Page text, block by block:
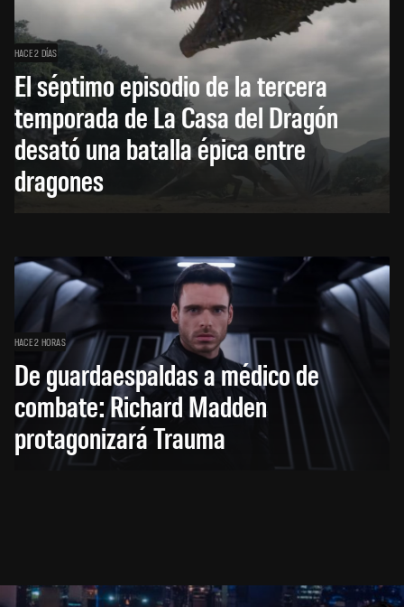
HACE 2 DÍAS
El séptimo episodio de la tercera
temporada de La Casa del Dragón
desató una batalla épica entre
dragones
HACE 2 HORAS
De guardaespaldas a médico de
combate: Richard Madden
protagonizará Trauma